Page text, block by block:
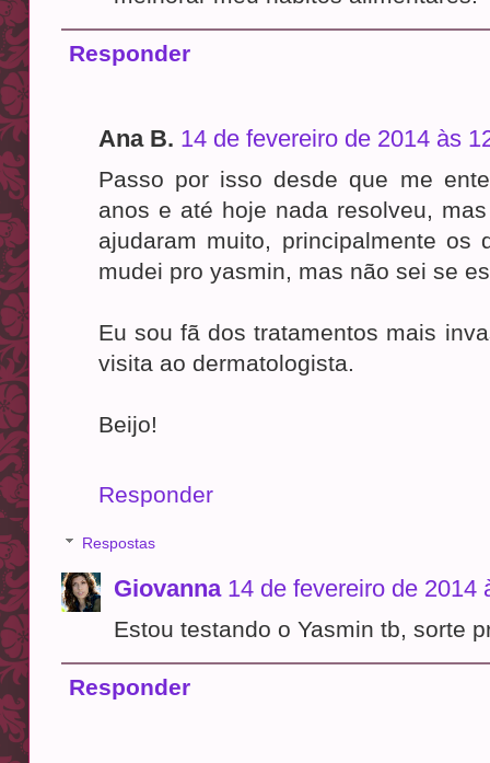
Responder
Ana B. 14 de fevereiro de 2014 às
Passo por isso desde que me
anos e até hoje nada resolveu,
ajudaram muito, principalmente os
mudei pro yasmin, mas não sei se
Eu sou fã dos tratamentos mais
visita ao dermatologista.
Beijo!
Responder
Respostas
Giovanna 14 de fevereiro de 2014
Estou testando o Yasmin tb, sorte
Responder